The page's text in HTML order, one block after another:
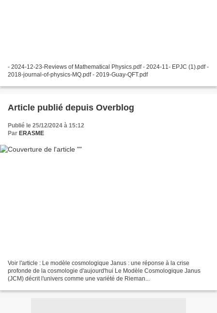
- 2024-12-23-Reviews of Mathematical Physics.pdf - 2024-11- EPJC (1).pdf -
2018-journal-of-physics-MQ.pdf - 2019-Guay-QFT.pdf
Article publié depuis Overblog
Publié le 25/12/2024 à 15:12
Par ERASME
Voir l'article : Le modèle cosmologique Janus : une réponse à la crise
profonde de la cosmologie d'aujourd'hui Le Modèle Cosmologique Janus
(JCM) décrit l'univers comme une variété de Rieman...